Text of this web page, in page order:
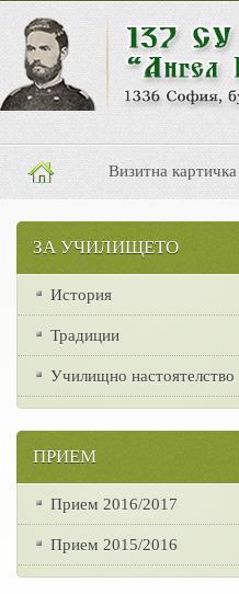
Визитна картичка
ЗА УЧИЛИЩЕТО
История
Традиции
Училищно настоятелство
ПРИЕМ
Прием 2016/2017
Прием 2015/2016